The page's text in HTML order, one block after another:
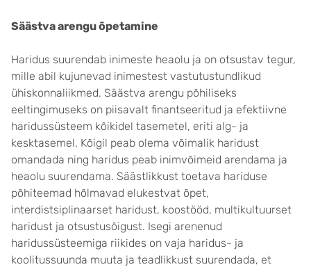
Säästva arengu õpetamine
Haridus suurendab inimeste heaolu ja on otsustav tegur,
mille abil kujunevad inimestest vastutustundlikud
ühiskonnaliikmed. Säästva arengu põhiliseks
eeltingimuseks on piisavalt finantseeritud ja efektiivne
haridussüsteem kõikidel tasemetel, eriti alg- ja
kesktasemel. Kõigil peab olema võimalik haridust
omandada ning haridus peab inimvõimeid arendama ja
heaolu suurendama. Säästlikkust toetava hariduse
põhiteemad hõlmavad elukestvat õpet,
interdistsiplinaarset haridust, koostööd, multikultuurset
haridust ja otsustusõigust. Isegi arenenud
haridussüsteemiga riikides on vaja haridus- ja
koolitussuunda muuta ja teadlikkust suurendada, et